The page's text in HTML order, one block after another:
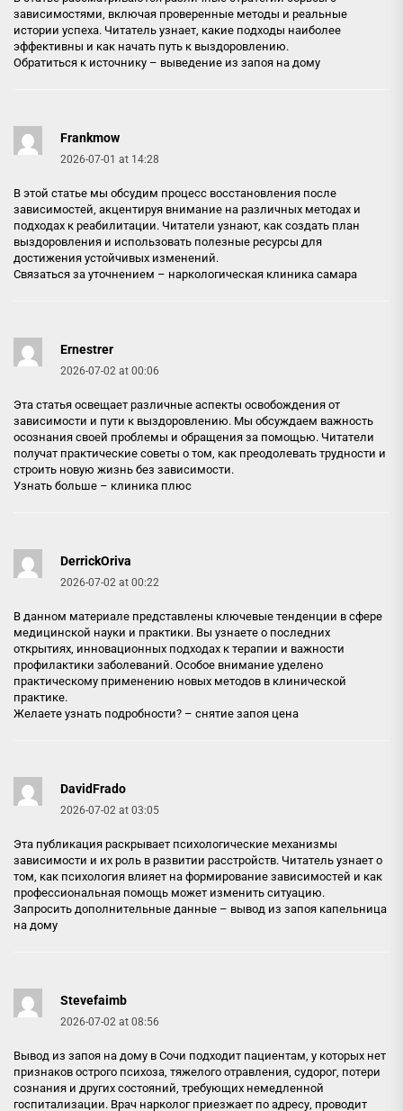
зависимостями, включая проверенные методы и реальные
истории успеха. Читатель узнает, какие подходы наиболее
эффективны и как начать путь к выздоровлению.
Обратиться к источнику – выведение из запоя на дому
Frankmow
2026-07-01 at 14:28
В этой статье мы обсудим процесс восстановления после
зависимостей, акцентируя внимание на различных методах и
подходах к реабилитации. Читатели узнают, как создать план
выздоровления и использовать полезные ресурсы для
достижения устойчивых изменений.
Связаться за уточнением – наркологическая клиника самара
Ernestrer
2026-07-02 at 00:06
Эта статья освещает различные аспекты освобождения от
зависимости и пути к выздоровлению. Мы обсуждаем важность
осознания своей проблемы и обращения за помощью. Читатели
получат практические советы о том, как преодолевать трудности и
строить новую жизнь без зависимости.
Узнать больше – клиника плюс
DerrickOriva
2026-07-02 at 00:22
В данном материале представлены ключевые тенденции в сфере
медицинской науки и практики. Вы узнаете о последних
открытиях, инновационных подходах к терапии и важности
профилактики заболеваний. Особое внимание уделено
практическому применению новых методов в клинической
практике.
Желаете узнать подробности? – снятие запоя цена
DavidFrado
2026-07-02 at 03:05
Эта публикация раскрывает психологические механизмы
зависимости и их роль в развитии расстройств. Читатель узнает о
том, как психология влияет на формирование зависимостей и как
профессиональная помощь может изменить ситуацию.
Запросить дополнительные данные – вывод из запоя капельница
на дому
Stevefaimb
2026-07-02 at 08:56
Вывод из запоя на дому в Сочи подходит пациентам, у которых нет
признаков острого психоза, тяжелого отравления, судорог, потери
сознания и других состояний, требующих немедленной
госпитализации. Врач нарколог приезжает по адресу, проводит